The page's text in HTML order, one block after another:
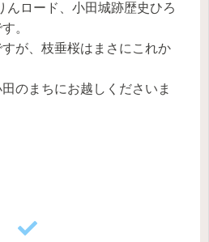
んロード、小田城跡歴史ひろ
。
が、枝垂桜はまさにこれか
のまちにお越しくださいま